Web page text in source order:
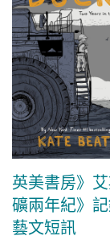
英美書房》
礦兩年紀》
藝文短訊